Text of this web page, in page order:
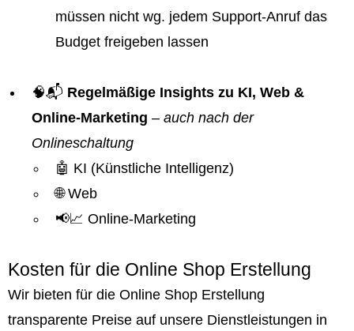
müssen nicht wg. jedem Support-Anruf das
Budget freigeben lassen
🧠📬 Regelmäßige Insights zu KI, Web &
Online-Marketing – auch nach der
Onlineschaltung
🤖 KI (Künstliche Intelligenz)
🌐 Web
📢📈 Online-Marketing
Kosten für die Online Shop Erstellung
Wir bieten für die Online Shop Erstellung
transparente Preise auf unsere Dienstleistungen in